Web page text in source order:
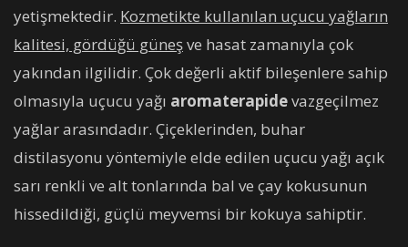
yetişmektedir. Kozmetikte kullanılan uçucu yağların
kalitesi, gördüğü güneşve hasat zamanıyla çok
yakından ilgilidir. Çok değerli aktif bileşenlere sahip
olmasıyla uçucu yağı aromaterapidevazgeçilmez
yağlar arasındadır. Çiçeklerinden, buhar
distilasyonu yöntemiyle elde edilen uçucu yağı açık
sarı renkli ve alt tonlarında bal ve çay kokusunun
hissedildiği, güçlü meyvemsi bir kokuya sahiptir.